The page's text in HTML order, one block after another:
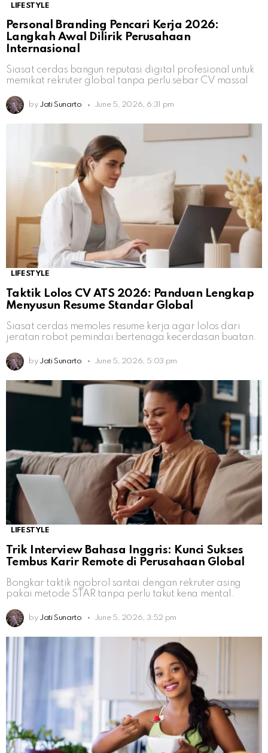
LIFESTYLE
Personal Branding Pencari Kerja 2026:
Langkah Awal Dilirik Perusahaan
Internasional
Siasat cerdas bangun reputasi digital profesional untuk
memikat rekruter global tanpa perlu sebar CV massal
by Jati Sunarto June 5, 2026, 6:31 pm
LIFESTYLE
Taktik Lolos CV ATS 2026: Panduan Lengkap
Menyusun Resume Standar Global
Siasat cerdas memoles resume kerja agar lolos dari
jeratan robot pemindai bertenaga kecerdasan buatan.
by Jati Sunarto June 5, 2026, 5:03 pm
LIFESTYLE
Trik Interview Bahasa Inggris: Kunci Sukses
Tembus Karir Remote di Perusahaan Global
Bongkar taktik ngobrol santai dengan rekruter asing
pakai metode STAR tanpa perlu takut kena mental.
by Jati Sunarto June 5, 2026, 3:52 pm